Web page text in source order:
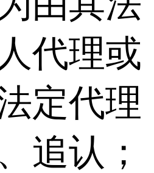
代理或
定代理
追认；